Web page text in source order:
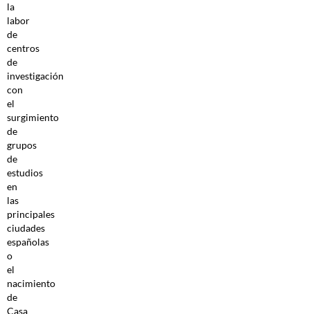
la
labor
de
centros
de
investigación
con
el
surgimiento
de
grupos
de
estudios
en
las
principales
ciudades
españolas
o
el
nacimiento
de
Casa